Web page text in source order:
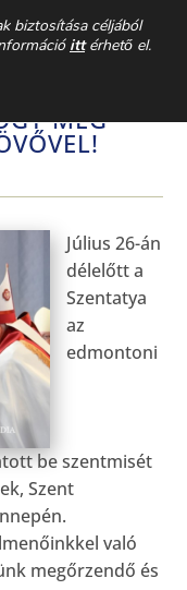
MEG
Július 26-án
délelőtt a
Szentatya
az
edmontoni
be szentmisét
Szent
való
megőrzendő és
biztosítása céljából
ittérhető el.